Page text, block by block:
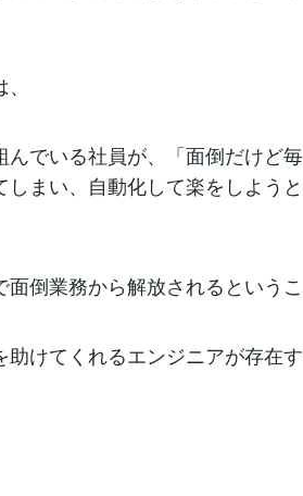
んでいる社員が、「面倒だけど
しまい、自動化して楽をしよう
面倒業務から解放されるという
助けてくれるエンジニアが存在